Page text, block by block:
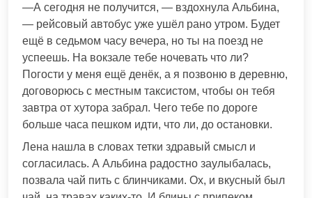
—А сегодня не получится, — вздохнула Альбина,
— рейсовый автобус уже ушёл рано утром. Будет
ещё в седьмом часу вечера, но ты на поезд не
успеешь. На вокзале тебе ночевать что ли?
Погости у меня ещё денёк, а я позвоню в деревню,
договорюсь с местным таксистом, чтобы он тебя
завтра от хутора забрал. Чего тебе по дороге
больше часа пешком идти, что ли, до остановки.
Лена нашла в словах тетки здравый смысл и
согласилась. А Альбина радостно заулыбалась,
позвала чай пить с блинчиками. Ох, и вкусный был